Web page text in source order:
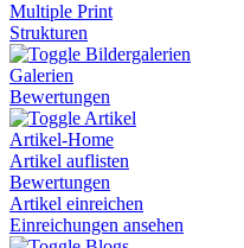
Multiple Print
Strukturen
Bildergalerien
Galerien
Bewertungen
Artikel
Artikel-Home
Artikel auflisten
Bewertungen
Artikel einreichen
Einreichungen ansehen